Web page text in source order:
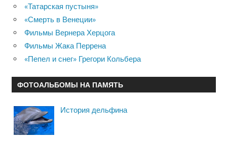
«Татарская пустыня»
«Смерть в Венеции»
Фильмы Вернера Херцога
Фильмы Жака Перрена
«Пепел и снег» Грегори Кольбера
ФОТОАЛЬБОМЫ НА ПАМЯТЬ
История дельфина